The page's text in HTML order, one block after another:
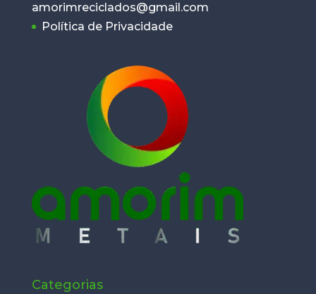
amorimreciclados@gmail.com
Política de Privacidade
Categorias